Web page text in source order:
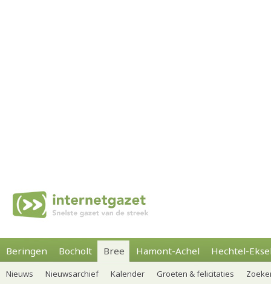
Beringen Bocholt Bree Hamont-Achel Hechtel-
Nieuws Nieuwsarchief Kalender Groeten & felicitaties